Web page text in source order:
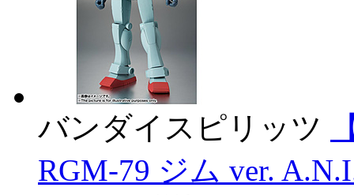
バンダイスピリッツ
RGM-79 ジム ver.